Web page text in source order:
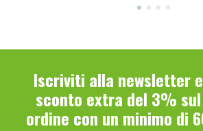
Iscriviti alla newsletter
sconto extra del 3%
ordine con un minimo di